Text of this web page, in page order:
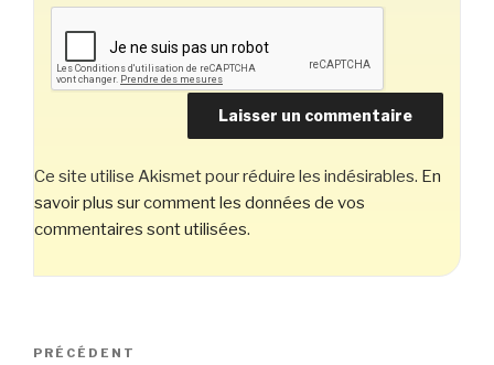
Ce site utilise Akismet pour réduire les indésirables. En
savoir plus sur comment les données de vos
commentaires sont utilisées.
Navigation
Article
PRÉCÉDENT